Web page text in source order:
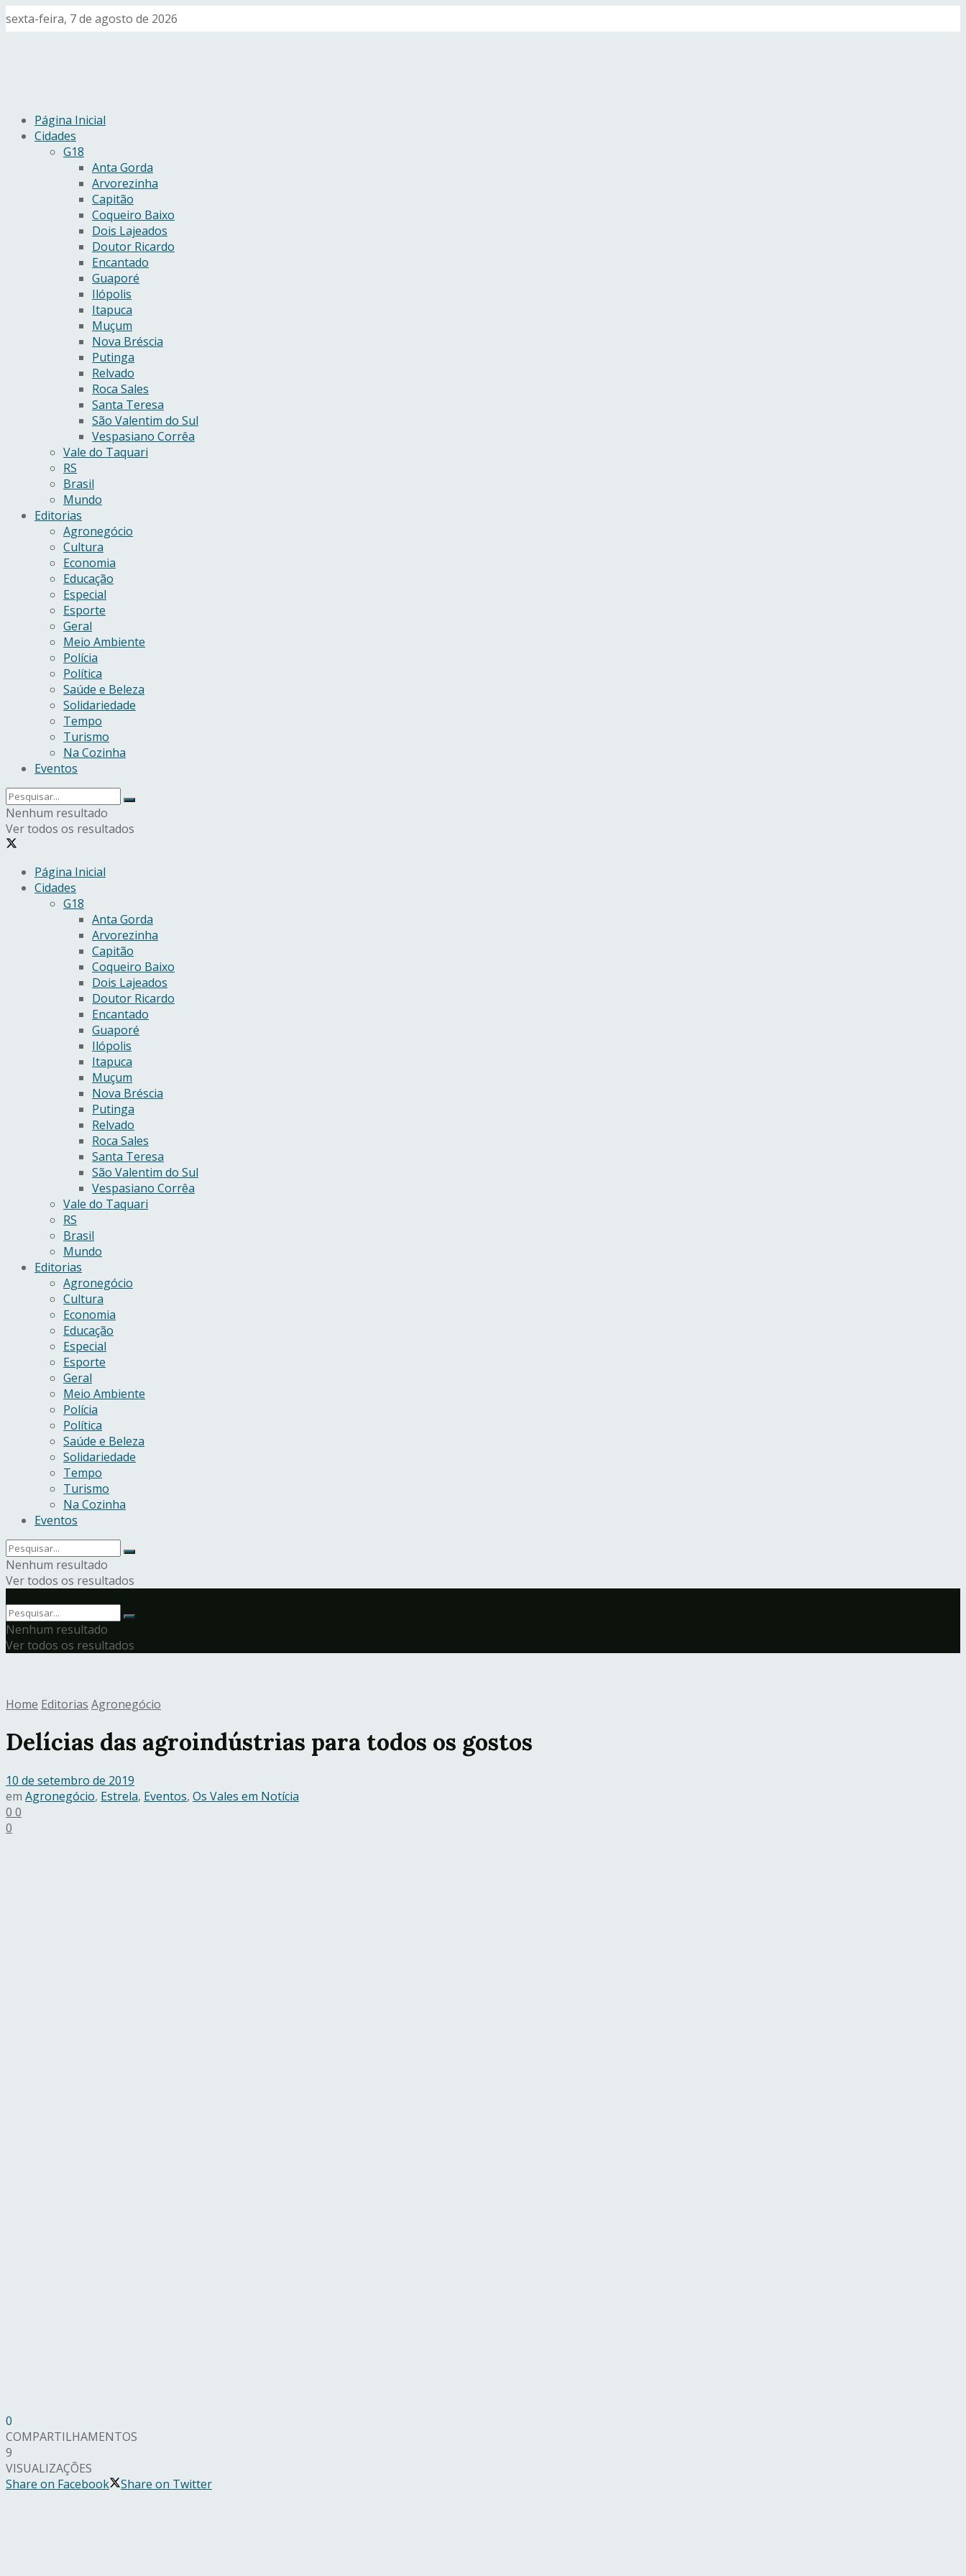
sexta-feira, 7 de agosto de 2026
Página Inicial
Cidades
G18
Anta Gorda
Arvorezinha
Capitão
Coqueiro Baixo
Dois Lajeados
Doutor Ricardo
Encantado
Guaporé
Ilópolis
Itapuca
Muçum
Nova Bréscia
Putinga
Relvado
Roca Sales
Santa Teresa
São Valentim do Sul
Vespasiano Corrêa
Vale do Taquari
RS
Brasil
Mundo
Editorias
Agronegócio
Cultura
Economia
Educação
Especial
Esporte
Geral
Meio Ambiente
Polícia
Política
Saúde e Beleza
Solidariedade
Tempo
Turismo
Na Cozinha
Eventos
Nenhum resultado
Ver todos os resultados
Página Inicial
Cidades
G18
Anta Gorda
Arvorezinha
Capitão
Coqueiro Baixo
Dois Lajeados
Doutor Ricardo
Encantado
Guaporé
Ilópolis
Itapuca
Muçum
Nova Bréscia
Putinga
Relvado
Roca Sales
Santa Teresa
São Valentim do Sul
Vespasiano Corrêa
Vale do Taquari
RS
Brasil
Mundo
Editorias
Agronegócio
Cultura
Economia
Educação
Especial
Esporte
Geral
Meio Ambiente
Polícia
Política
Saúde e Beleza
Solidariedade
Tempo
Turismo
Na Cozinha
Eventos
Nenhum resultado
Ver todos os resultados
Nenhum resultado
Ver todos os resultados
Home Editorias Agronegócio
Delícias das agroindústrias para todos os gostos
10 de setembro de 2019
em Agronegócio, Estrela, Eventos, Os Vales em Notícia
0 0
0
0
COMPARTILHAMENTOS
9
VISUALIZAÇÕES
Share on Facebook
Share on Twitter